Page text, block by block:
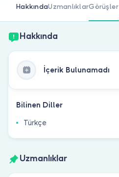
HakkındaUzmanlıklarGörüşler
Hakkında
İçerik Bulunamadı
Bilinen Diller
Türkçe
Uzmanlıklar